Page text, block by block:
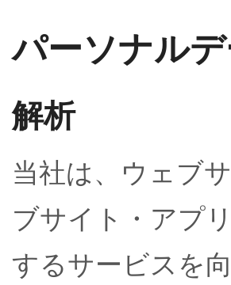
パーソナル
解析
当社は、ウェブ
ブサイト・アプ
するサービスを